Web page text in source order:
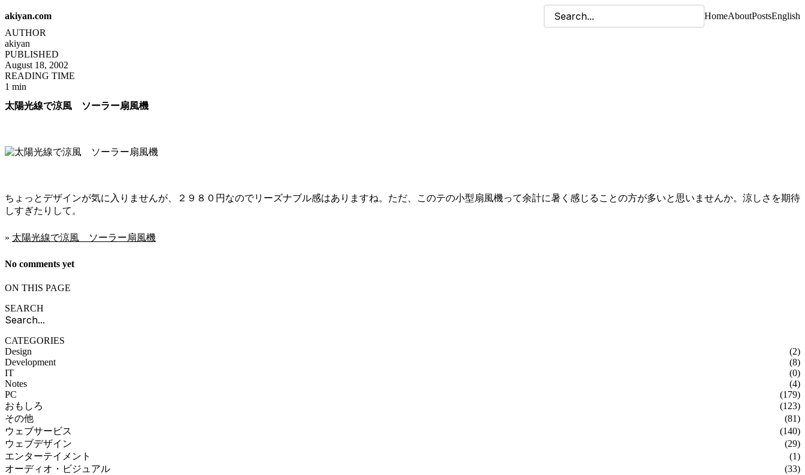
akiyan.com HomeAboutPostsEnglish
AUTHOR
akiyan
PUBLISHED
August 18, 2002
READING TIME
1 min
太陽光線で涼風 ソーラー扇風機
ちょっとデザインが気に入りませんが、２９８０円なのでリーズナブル感はありますね。ただ、このテの小型扇風機って余計に暑く感じることの方が多いと思いませんか。涼しさを期待
しすぎたりして。
» 太陽光線で涼風 ソーラー扇風機
No comments yet
ON THIS PAGE
SEARCH
CATEGORIES
Design
(2)
Development
(8)
IT
(0)
Notes
(4)
PC
(179)
おもしろ
(123)
その他
(81)
ウェブサービス
(140)
ウェブデザイン
(29)
エンターテイメント
(1)
オーディオ・ビジュアル
(33)